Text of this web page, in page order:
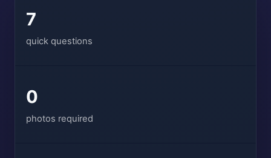
7
quick questions
0
photos required